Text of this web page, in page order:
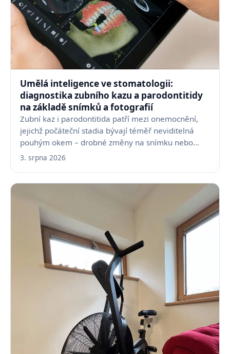
Umělá inteligence ve stomatologii:
diagnostika zubního kazu a parodontitidy
na základě snímků a fotografií
Zubní kaz i parodontitida patří mezi onemocnění,
jejichž počáteční stadia bývají téměř neviditelná
pouhým okem – drobné změny na snímku nebo
fotografii…
3. srpna 2026